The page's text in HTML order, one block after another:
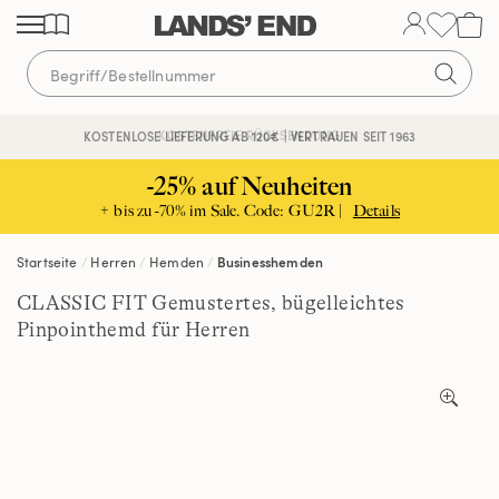
Direkt
zum
Inhalt
Direkt
zur
Navigation
Direkt
zur
Suche
KOSTENLOSE LIEFERUNG AB 120€ | VERTRAUEN SEIT 1963
KOSTENFREIE RÜCKSENDUNG
-25% auf Neuheiten
+ bis zu -70% im Sale. Code: GU2R | Details
Startseite Herren Hemden Businesshemden
CLASSIC FIT Gemustertes, bügelleichtes
Pinpointhemd für Herren